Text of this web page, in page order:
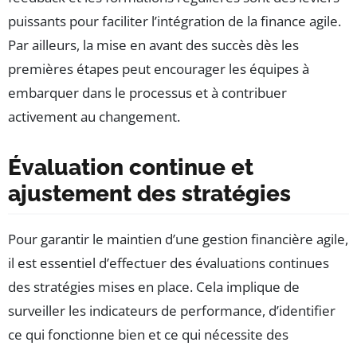
puissants pour faciliter l’intégration de la finance agile.
Par ailleurs, la mise en avant des succès dès les
premières étapes peut encourager les équipes à
embarquer dans le processus et à contribuer
activement au changement.
Évaluation continue et
ajustement des stratégies
Pour garantir le maintien d’une gestion financière agile,
il est essentiel d’effectuer des évaluations continues
des stratégies mises en place. Cela implique de
surveiller les indicateurs de performance, d’identifier
ce qui fonctionne bien et ce qui nécessite des